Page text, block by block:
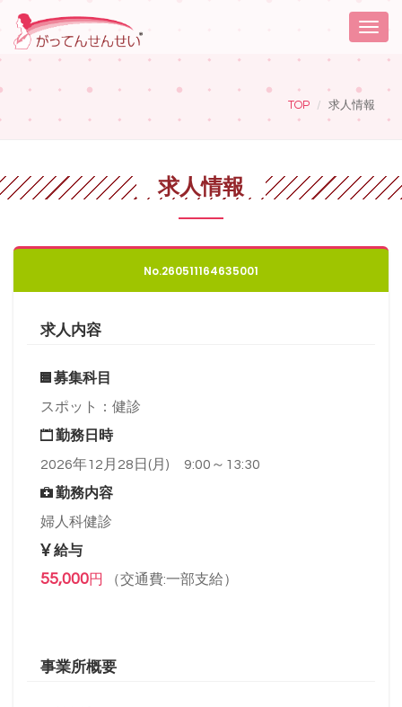
Toggle
TOP 求人情報
求人情報
No.260511164635001
求人内容
募集科目
スポット：健診
勤務日時
2026年12月28日(月) 9:00～13:30
勤務内容
婦人科健診
給与
55,000円 （交通費:一部支給）
事業所概要